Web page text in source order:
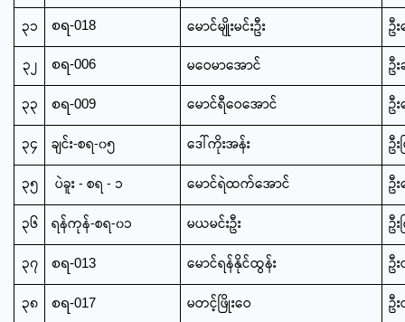
၃၁
စရ-018 မောင်မျိုးမင်းဦး
ဦ
၃၂
စရ-006 မဝေမာအောင်
ဦ
၃၃
စရ-009 မောင်ရီဝေအောင်
ဦ
၃၄
ချင်း-စရ-၀၅ ဒေါ်ကိုးအန်း
ဦ
၃၅
ပဲခူး - စရ - ၁ မောင်ရဲထက်အောင်
ဦ
၃၆
ရန်ကုန်-စရ-၀၁ မယမင်းဦး
ဦ
၃၇
စရ-013 မောင်ရန်နိုင်ထွန်း
ဦ
၃၈
စရ-017 မတင့်ဖြိုးဝေ
ဦ